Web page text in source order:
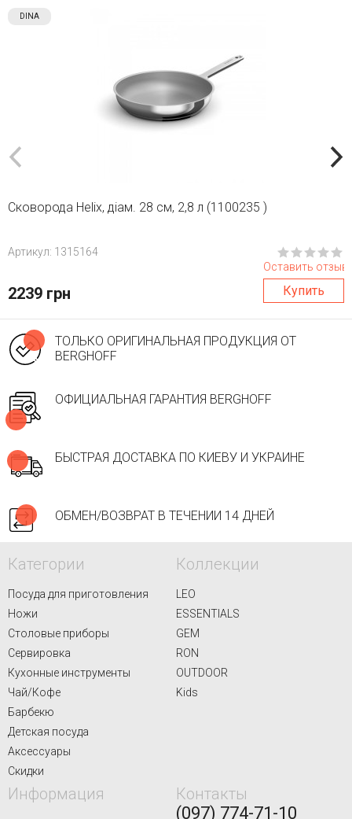
DINA
Сковорода Helix, діам. 28 см, 2,8 л (1100235 )
Aртикул: 1315164
Оставить отзыв
2239 грн Купить
ТОЛЬКО ОРИГИНАЛЬНАЯ ПРОДУКЦИЯ ОТ
BERGHOFF
ОФИЦИАЛЬНАЯ ГАРАНТИЯ BERGHOFF
БЫСТРАЯ ДОСТАВКА ПО КИЕВУ И УКРАИНЕ
ОБМЕН/ВОЗВРАТ В ТЕЧЕНИИ 14 ДНЕЙ
Категории
Посуда для приготовления
Ножи
Столовые приборы
Сервировка
Кухонные инструменты
Чай/Кофе
Барбекю
Детская посуда
Аксессуары
Скидки
Коллекции
LEO
ESSENTIALS
GEM
RON
OUTDOOR
Kids
Информация Контакты
(097) 774-71-10